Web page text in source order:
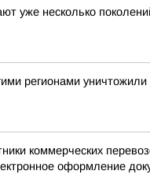
уже несколько
регионами
коммерческих
оформление